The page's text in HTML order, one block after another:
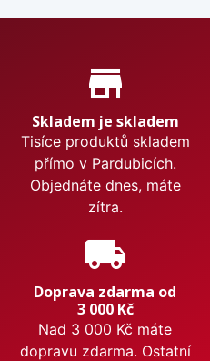
Proč nakupovat u nás?
store_mall_directory
Skladem je skladem
Tisíce produktů skladem
přímo v Pardubicích.
Objednáte dnes, máte
zítra.
local_shipping
Doprava zdarma od
3 000 Kč
Nad 3 000 Kč máte
dopravu zdarma. Ostatní